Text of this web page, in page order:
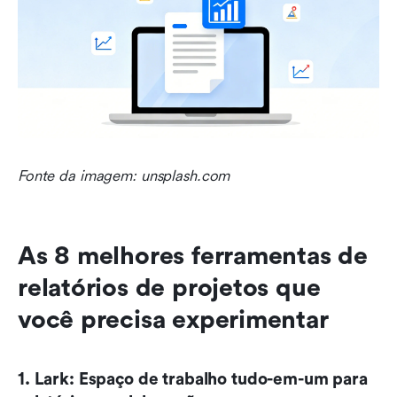
Fonte da imagem: unsplash.com
As 8 melhores ferramentas de
relatórios de projetos que
você precisa experimentar
1. Lark: Espaço de trabalho tudo-em-um para